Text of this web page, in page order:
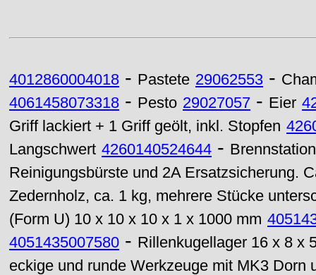
4012860004018 - Pastete 29062553 -
4061458073318 - Pesto 29027057 - Eier
Griff lackiert + 1 Griff geölt, inkl. Stopfen
Langschwert 4260140524644 -
Reinigungsbürste und 2A Ersatzsicherung.
Zedernholz, ca. 1 kg, mehrere Stücke
(Form U) 10 x 10 x 10 x 1 x 1000 mm
4051435007580 - Rillenkugellager 16 x 8 x
eckige und runde Werkzeuge mit MK3 Dorn